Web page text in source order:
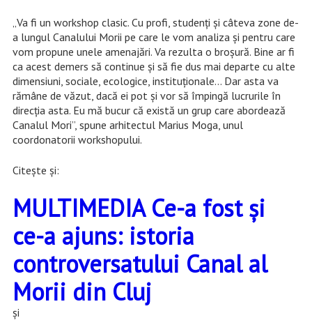
„Vafi un workshop clasic. Cu profi, studenți și câteva zone de-
a lungul Canalului Morii pe care le vom analiza și pentru care
vom propune unele amenajări. Va rezulta o broșură. Bine ar fi
ca acestdemers să continue și să fie dus mai departe cu alte
dimensiuni, sociale, ecologice, instituționale… Dar asta va
rămâne de văzut, dacă ei pot și vor să împingă lucrurile în
direcția asta. Eu mă bucur că există un grup care abordează
Canalul Mori”, spune arhitectul Marius Moga, unul
coordonatorii workshopului.
Citeşte şi:
MULTIMEDIA Ce-a fost și
ce-a ajuns: istoria
controversatului Canal al
Morii din Cluj
şi